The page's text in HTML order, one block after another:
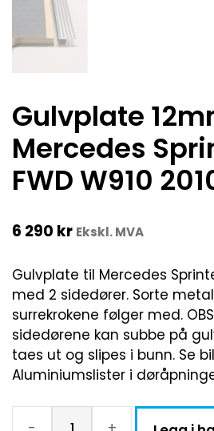
Gulvplate
Mercedes
FWD W910
6 290 kr Ekskl. MVA
Gulvplate til Mercedes
med 2 sidedører. Sorte
surrekrokene følger med.
sidedørene kan subbe på
taes ut og slipes i bunn. Se
Aluminiumslister i